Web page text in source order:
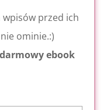
przed ich
ominie.:)
darmowy ebook